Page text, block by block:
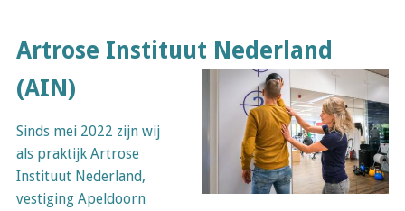
Artrose Instituut Nederland
(AIN)
Sinds mei 2022 zijn wij
als praktijk Artrose
Instituut Nederland,
vestiging Apeldoorn